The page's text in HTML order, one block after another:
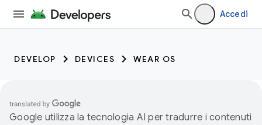
Accedi
DEVELOP DEVICES WEAR OS
Google utilizza la tecnologia AI per tradurre i contenuti